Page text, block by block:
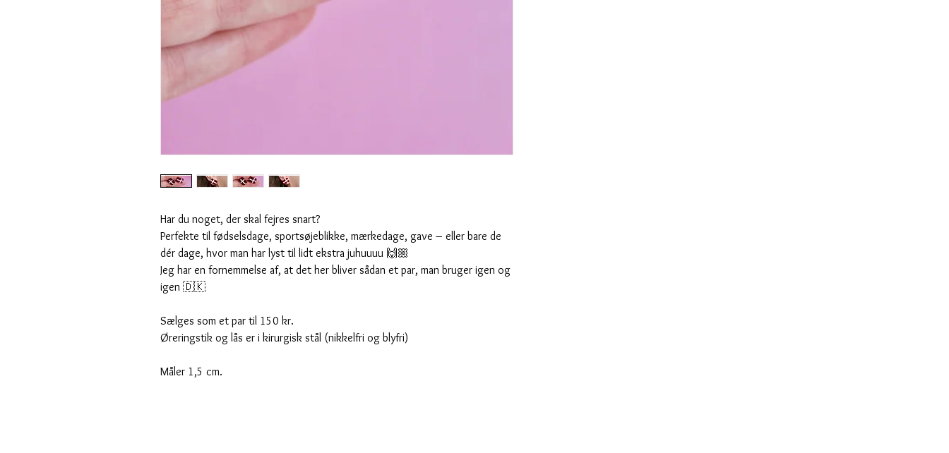
Har du noget, der skal fejres snart?
Perfekte til fødselsdage, sportsøjeblikke, mærkedage, gave – eller bare de
dér dage, hvor man har lyst til lidt ekstra juhuuuu 🙌🏼
Jeg har en fornemmelse af, at det her bliver sådan et par, man bruger igen og
igen 🇩🇰
Sælges som et par til 150 kr.
Øreringstik og lås er i kirurgisk stål (nikkelfri og blyfri)
Måler 1,5 cm.